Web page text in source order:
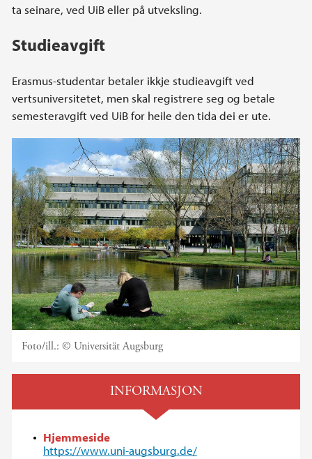
ta seinare, ved UiB eller på utveksling.
Studieavgift
Erasmus-studentar betaler ikkje studieavgift ved
vertsuniversitetet, men skal registrere seg og betale
semesteravgift ved UiB for heile den tida dei er ute.
Foto/ill.: © Universität Augsburg
INFORMASJON
Hjemmeside
https://www.uni-augsburg.de/